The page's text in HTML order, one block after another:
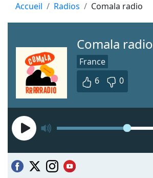
Accueil Radios Comala radio
Comala radio
France
6
0